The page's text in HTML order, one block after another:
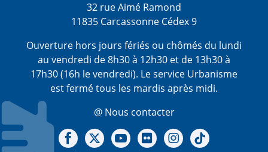
32 rue Aimé Ramond
11835 Carcassonne Cédex 9
Ouverture hors jours fériés ou chômés du lundi
au vendredi de 8h30 à 12h30 et de 13h30 à
17h30 (16h le vendredi). Le service Urbanisme
est fermé tous les mardis après midi.
@ Nous contacter
Notre Facebook
Notre X - (twitter)
Notre chaine Youtube
Notre Gallerie sur Flickr
Notre Instagram